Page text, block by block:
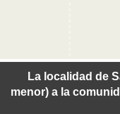
La localidad de
menor) a la